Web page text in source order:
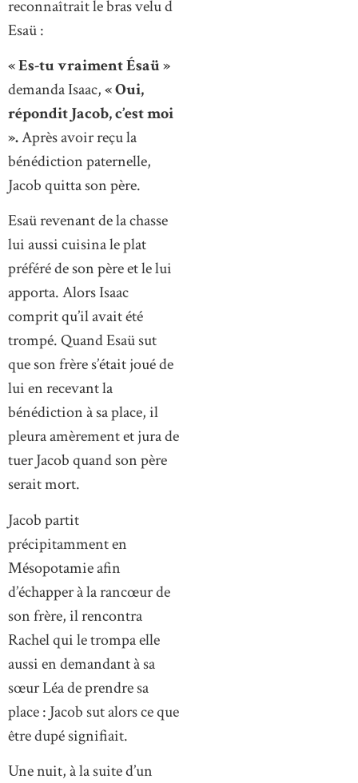
reconnaîtrait le bras velu d
Esaü :
« Es-tu vraiment Ésaü »
demanda Isaac,« Oui,
répondit Jacob, c’est moi
».Après avoir reçu la
bénédiction paternelle,
Jacob quitta son père.
Esaü revenant de la chasse
lui aussi cuisina le plat
préféré de son père et le lui
apporta. Alors Isaac
comprit qu’il avait été
trompé. Quand Esaü sut
que son frère s’était joué de
lui en recevant la
bénédiction à sa place, il
pleura amèrement et jura de
tuer Jacob quand son père
serait mort.
Jacob partit
précipitamment en
Mésopotamie afin
d’échapper à la rancœur de
son frère, il rencontra
Rachel qui le trompa elle
aussi en demandant à sa
sœur Léa de prendre sa
place : Jacob sut alors ce que
être dupé signifiait.
Une nuit, à la suite d’un